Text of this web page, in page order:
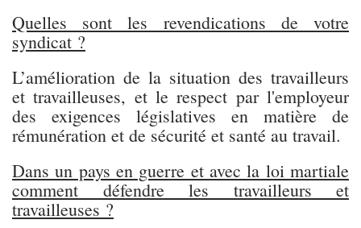
Quelles sont les revendications de votre
syndicat ?
L’amélioration de la situation des travailleurs
et travailleuses, et le respect par l'employeur
des exigences législatives en matière de
rémunération et de sécurité et santé au travail.
Dans un pays en guerre et avec la loi martiale
comment défendre les travailleurs et
travailleuses ?